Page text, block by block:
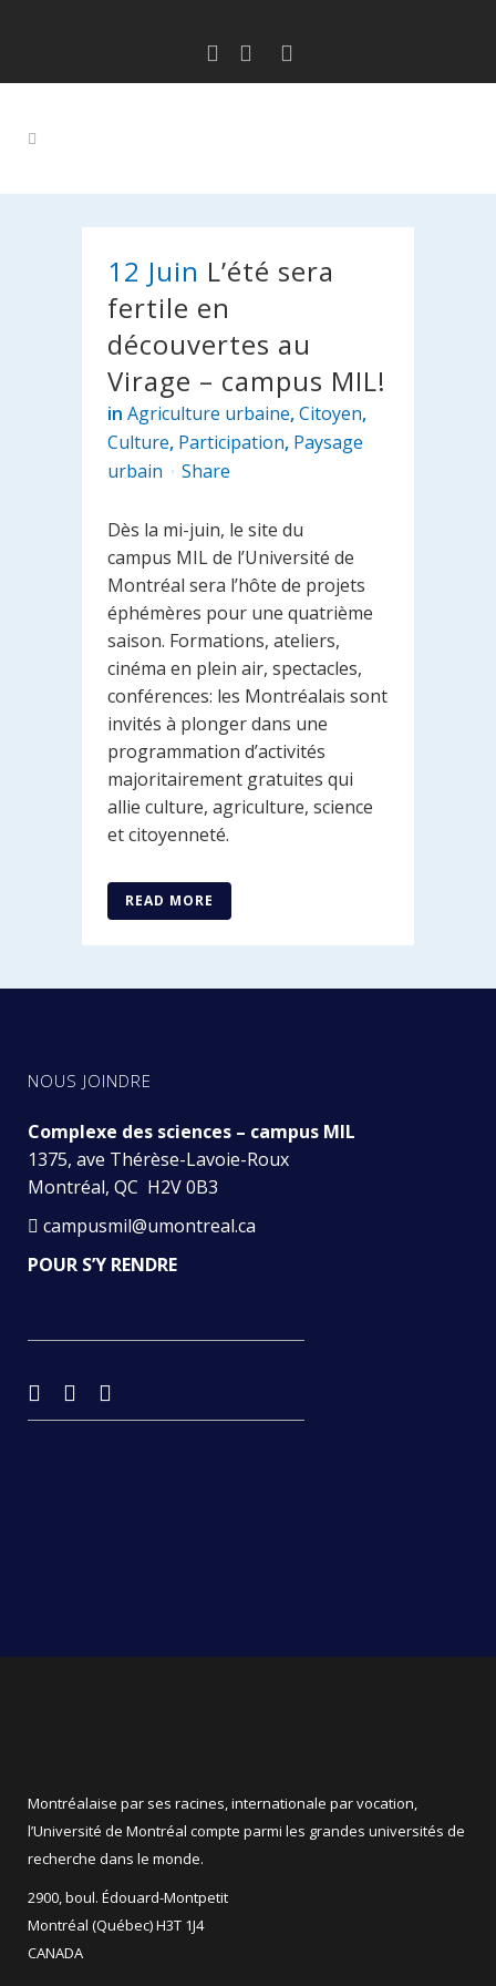
12 Juin L’été sera
fertile en
découvertes au
Virage – campus MIL!
in Agriculture urbaine,Citoyen,
Culture, Participation, Paysage
urbain
Share
Dès la mi-juin, le site du
campus MIL de l’Université de
Montréal sera l’hôte de projets
éphémères pour une quatrième
saison. Formations, ateliers,
cinéma en plein air, spectacles,
conférences: les Montréalais sont
invités à plonger dans une
programmation d’activités
majoritairement gratuites qui
allie culture, agriculture, science
et citoyenneté.
READ MORE
NOUS JOINDRE
Complexe des sciences – campus MIL
1375, ave Thérèse-Lavoie-Roux
Montréal, QC H2V 0B3
campusmil@umontreal.ca
POUR S’Y RENDRE
Montréalaise par ses racines, internationale par vocation,
l’Université de Montréal compte parmi les grandes universités de
recherche dans le monde.
2900, boul. Édouard-Montpetit
Montréal (Québec) H3T 1J4
CANADA